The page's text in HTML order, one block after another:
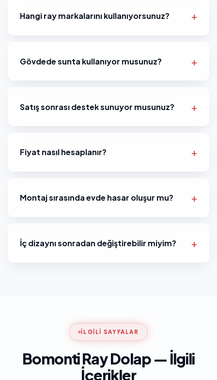
Hangi ray markalarını kullanıyorsunuz?
Gövdede sunta kullanıyor musunuz?
Satış sonrası destek sunuyor musunuz?
Fiyat nasıl hesaplanır?
Montaj sırasında evde hasar oluşur mu?
İç dizaynı sonradan değiştirebilir miyim?
İLGILI SAYFALAR
Bomonti Ray Dolap — İlgili
İçerikler